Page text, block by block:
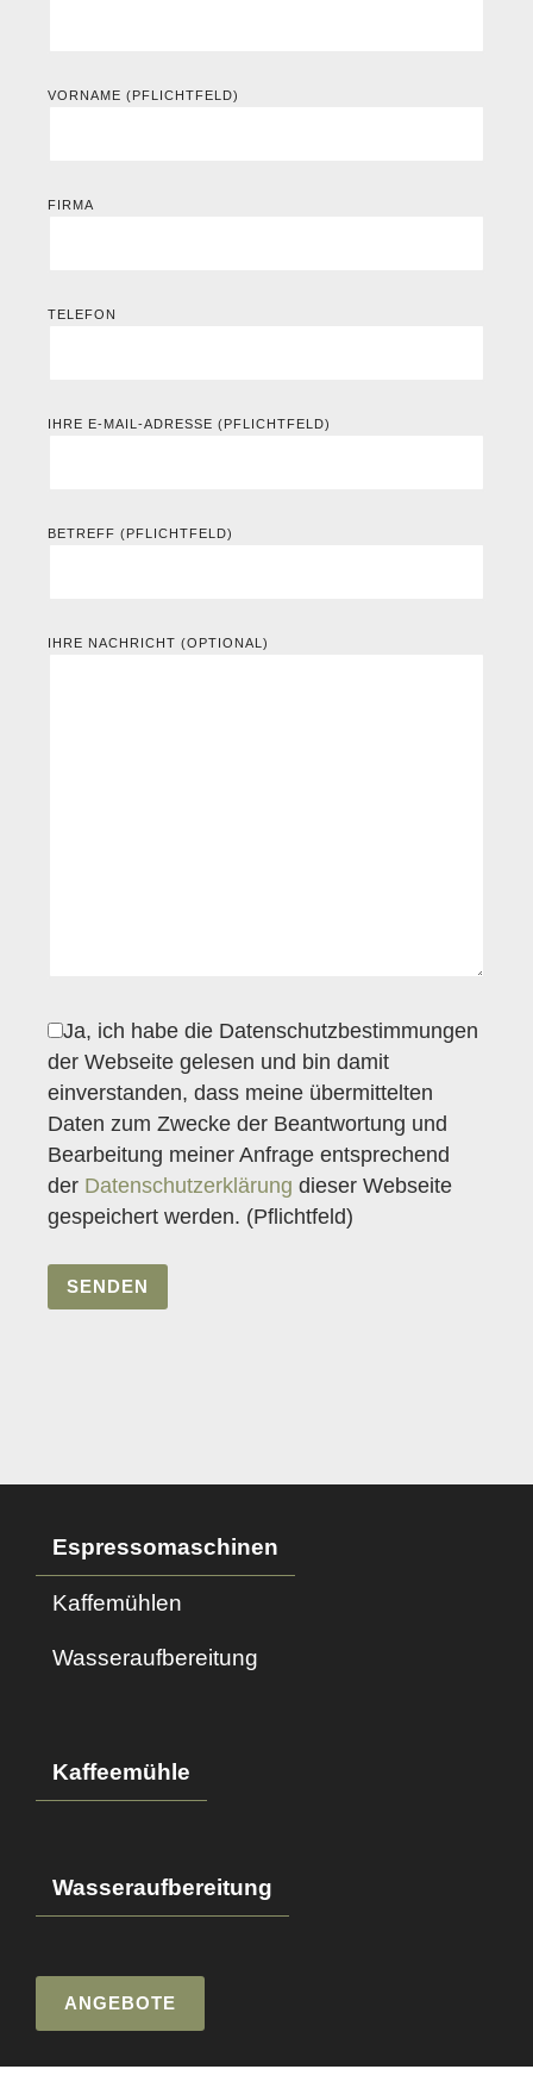
VORNAME (PFLICHTFELD)
FIRMA
TELEFON
IHRE E-MAIL-ADRESSE (PFLICHTFELD)
BETREFF (PFLICHTFELD)
IHRE NACHRICHT (OPTIONAL)
Ja, ich habe die Datenschutzbestimmungen
der Webseite gelesen und bin damit
einverstanden, dass meine übermittelten
Daten zum Zwecke der Beantwortung und
Bearbeitung meiner Anfrage entsprechend
der Datenschutzerklärung dieser Webseite
gespeichert werden. (Pflichtfeld)
Espressomaschinen
Kaffemühlen
Wasseraufbereitung
Kaffeemühle
Wasseraufbereitung
ANGEBOTE